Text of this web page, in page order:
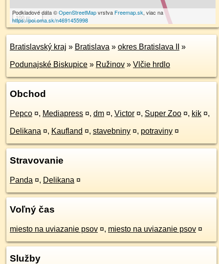
100 m
Podkladové dáta ©OpenStreetMapvrstva Freemap.sk, viac na
https://poi.oma.sk/n4691455998
Bratislavský kraj » Bratislava » okres Bratislava II »
Podunajské Biskupice » Ružinov » Vlčie hrdlo
Obchod
Pepco ¤, Mediapress ¤, dm ¤, Victor ¤, Super Zoo ¤, kik ¤,
Delikana ¤, Kaufland ¤, stavebniny ¤, potraviny ¤
Stravovanie
Panda ¤, Delikana ¤
Voľný čas
miesto na uviazanie psov ¤, miesto na uviazanie psov ¤
Služby